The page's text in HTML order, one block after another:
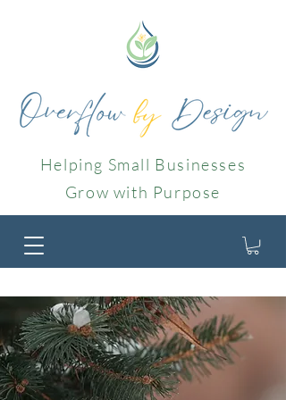
Helping Small Businesses
Grow with Purpose